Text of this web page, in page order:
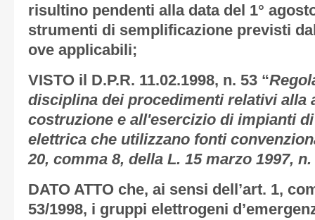
risultino pendenti alla data del 1°
strumenti di semplificazione previsti
ove applicabili;
VISTO il D.P.R. 11.02.1998, n. 53 “
disciplina dei procedimenti relativi alla
costruzione e all'esercizio di impianti
elettrica che utilizzano fonti
20, comma 8, della L. 15 marzo 1997, n.
DATO ATTO che, ai sensi dell’art. 1,
53/1998, i gruppi elettrogeni